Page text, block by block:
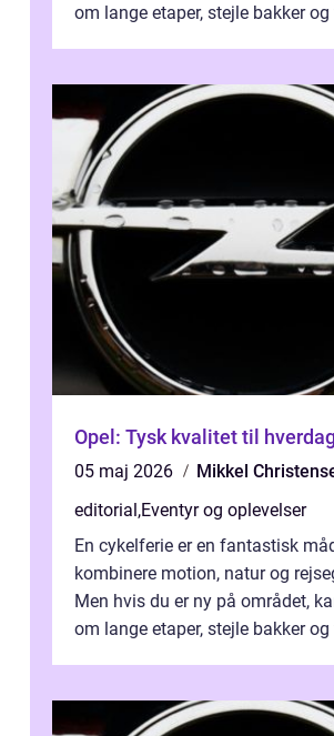
om lange etaper, stejle bakker
Opel: Tysk kvalitet til
05 maj 2026
Mikkel
editorial,Eventyr og oplevelser
En cykelferie er en fantastisk
kombinere motion, natur og
Men hvis du er ny på området,
om lange etaper, stejle bakker